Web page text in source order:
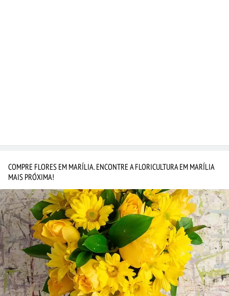
COMPRE FLORES EM MARÍLIA. ENCONTRE A FLORICULTURA EM MARÍLIA
MAIS PRÓXIMA!